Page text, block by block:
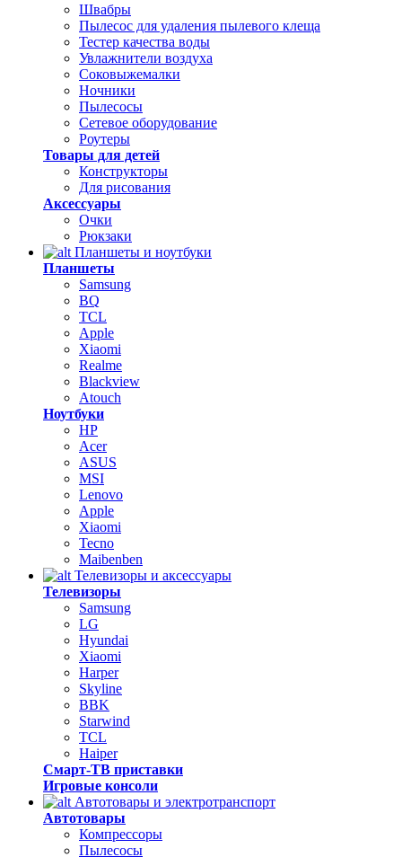
Швабры
Пылесос для удаления пылевого клеща
Тестер качества воды
Увлажнители воздуха
Соковыжемалки
Ночники
Пылесосы
Сетевое оборудование
Роутеры
Товары для детей
Конструкторы
Для рисования
Аксессуары
Очки
Рюкзаки
Планшеты и ноутбуки
Планшеты
Samsung
BQ
TCL
Apple
Xiaomi
Realme
Blackview
Atouch
Ноутбуки
HP
Acer
ASUS
MSI
Lenovo
Apple
Xiaomi
Tecno
Maibenben
Телевизоры и аксессуары
Телевизоры
Samsung
LG
Hyundai
Xiaomi
Harper
Skyline
BBK
Starwind
TCL
Haiper
Смарт-ТВ приставки
Игровые консоли
Автотовары и электротранспорт
Автотовары
Компрессоры
Пылесосы